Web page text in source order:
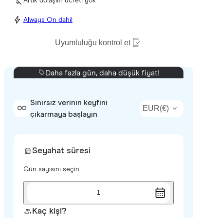
Always On dahil
Uyumluluğu kontrol et
Daha fazla gün, daha düşük fiyat!
Sınırsız verinin keyfini
çıkarmaya başlayın
EUR(€)
Seyahat süresi
Gün sayısını seçin
1
Kaç kişi?